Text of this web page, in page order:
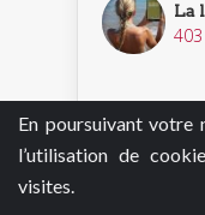
En poursuivant votre
l’utilisation de
visites.
La
Découvrir